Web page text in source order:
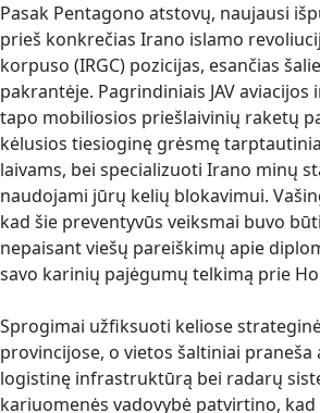
Pasak Pentagono atstovų, naujausi
prieš konkrečias Irano islamo
korpuso (IRGC) pozicijas, esančias
pakrantėje. Pagrindiniais JAV aviacijos
tapo mobiliosios priešlaivinių raketų
kėlusios tiesioginę grėsmę
laivams, bei specializuoti Irano minų
naudojami jūrų kelių blokavimui.
kad šie preventyvūs veiksmai buvo
nepaisant viešų pareiškimų apie
savo karinių pajėgumų telkimą prie
Sprogimai užfiksuoti keliose
provincijose, o vietos šaltiniai praneša
logistinę infrastruktūrą bei radarų
kariuomenės vadovybė patvirtino,